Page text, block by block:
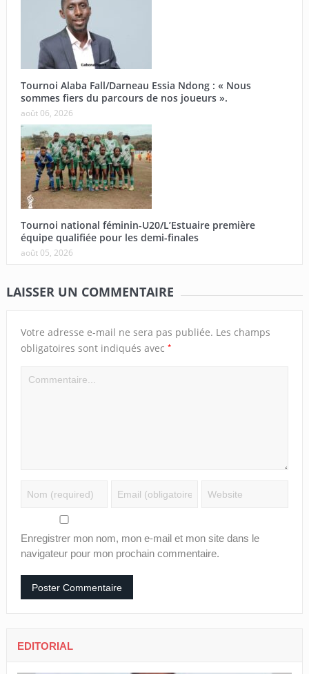
Tournoi Alaba Fall/Darneau Essia Ndong : « Nous
sommes fiers du parcours de nos joueurs ».
août 06, 2026
Tournoi national féminin-U20/L’Estuaire première
équipe qualifiée pour les demi-finales
août 05, 2026
LAISSER UN COMMENTAIRE
Votre adresse e-mail ne sera pas publiée. Les champs
obligatoires sont indiqués avec *
Enregistrer mon nom, mon e-mail et mon site dans le
navigateur pour mon prochain commentaire.
EDITORIAL